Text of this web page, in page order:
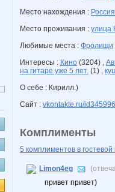
Место нахождения : Россия
Место проживания : улица
Любимые места : Фролищи
Интересы : Кино (3204) ,
на гитаре уже 5 лет. (1) ,
О себе : Кирилл.)
Сайт : vkontakte.ru/
Комплименты
5 комплиментов в гостевой
Limon4eg
привет привет)